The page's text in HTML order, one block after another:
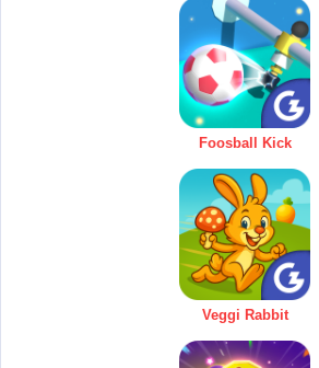
Foosball Kick
Veggi Rabbit